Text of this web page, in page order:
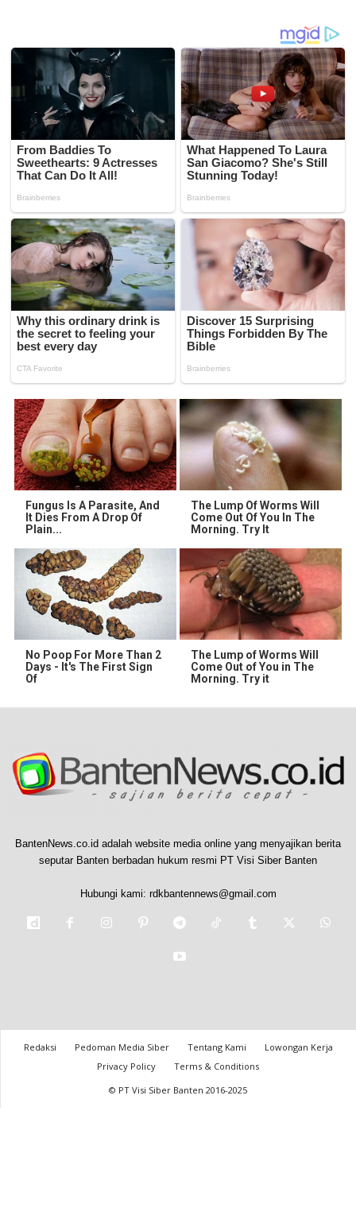
Fungus Is A Parasite, And
It Dies From A Drop Of
Plain...
The Lump Of Worms Will
Come Out Of You In The
Morning. Try It
No Poop For More Than 2
Days - It's The First Sign
Of
The Lump of Worms Will
Come Out of You in The
Morning. Try it
BantenNews.co.id adalah website media online yang menyajikan berita
seputar Banten berbadan hukum resmi PT Visi Siber Banten
Hubungi kami: rdkbantennews@gmail.com
Redaksi Pedoman Media Siber Tentang Kami
Lowongan Kerja
Privacy Policy
Terms & Conditions
© PT Visi Siber Banten 2016-2025